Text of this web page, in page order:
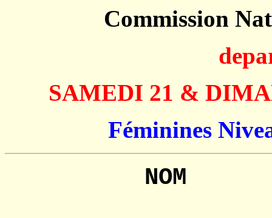
Commission
SAMEDI 21 &
Féminines